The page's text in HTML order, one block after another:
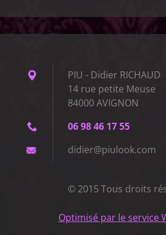
PIU - Didier RICHAUD
14 rue petite Meuse
84000 AVIGNON
06 98 46 17 55
didier@piulook.com
© 2015 Tous droits
Optimisé par le service